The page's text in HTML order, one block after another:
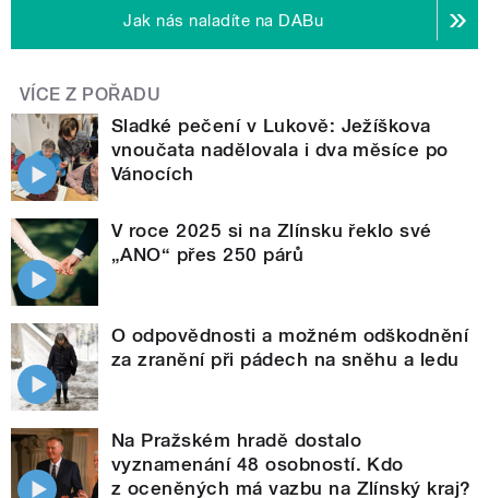
Jak nás naladíte na DABu
VÍCE Z POŘADU
Sladké pečení v Lukově: Ježíškova
vnoučata nadělovala i dva měsíce po
Vánocích
V roce 2025 si na Zlínsku řeklo své
„ANO“ přes 250 párů
O odpovědnosti a možném odškodnění
za zranění při pádech na sněhu a ledu
Na Pražském hradě dostalo
vyznamenání 48 osobností. Kdo
z oceněných má vazbu na Zlínský kraj?